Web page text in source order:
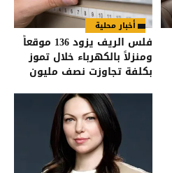
أخبار محلية
فلس الريف يزود 136 موقعاً
ومنزلاً بالكهرباء خلال تموز
بكلفة تجاوزت نصف مليون